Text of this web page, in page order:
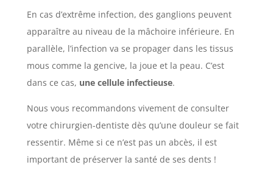
En cas d’extrême infection, des ganglions peuvent
apparaître au niveau de la mâchoire inférieure. En
parallèle, l’infection va se propager dans les tissus
mous comme la gencive, la joue et la peau. C’est
dans ce cas, une cellule infectieuse.
Nous vous recommandons vivement de consulter
votre chirurgien-dentiste dès qu’une douleur se fait
ressentir. Même si ce n’est pas un abcès, il est
important de préserver la santé de ses dents !